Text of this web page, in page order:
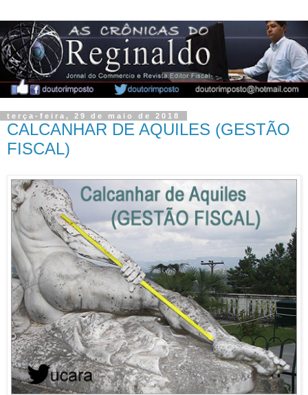
terça-feira, 29 de maio de 2018
CALCANHAR DE AQUILES (GESTÃO
FISCAL)